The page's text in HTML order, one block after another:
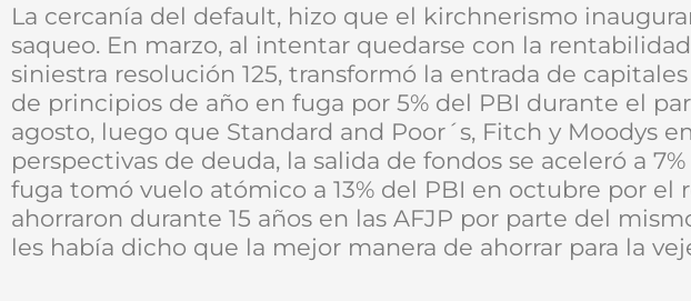
La cercanía del default, hizo que el kirchnerismo
saqueo. En marzo, al intentar quedarse con la
siniestra resolución 125, transformó la entrada de
de principios de año en fuga por 5% del PBI durante el
agosto, luego que Standard and Poor´s, Fitch y Moodys
perspectivas de deuda, la salida de fondos se aceleró a
fuga tomó vuelo atómico a 13% del PBI en octubre por el
ahorraron durante 15 años en las AFJP por parte del
les había dicho que la mejor manera de ahorrar para la